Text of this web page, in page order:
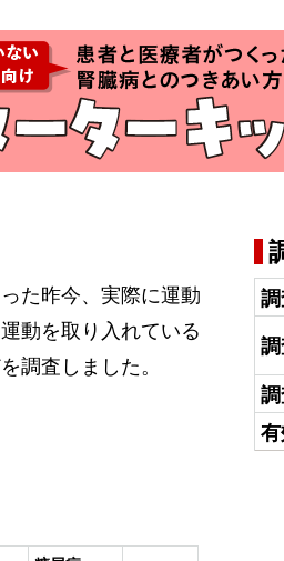
た昨今、実際に運動
動を取り入れている
調査しました。